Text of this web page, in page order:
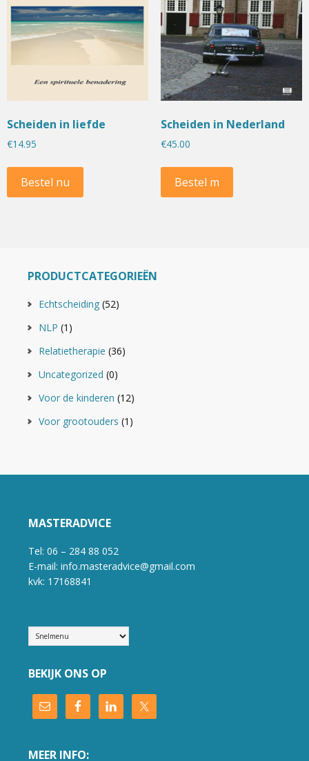
Scheiden in liefde
€14.95
Bestel nu
Scheiden in Nederland
€45.00
Bestel m
PRODUCTCATEGORIEËN
Echtscheiding (52)
NLP (1)
Relatietherapie (36)
Uncategorized (0)
Voor de kinderen (12)
Voor grootouders (1)
MASTERADVICE
Tel: 06 – 284 88 052
E-mail: info.masteradvice@gmail.com
kvk: 17168841
BEKIJK ONS OP
MEER INFO: